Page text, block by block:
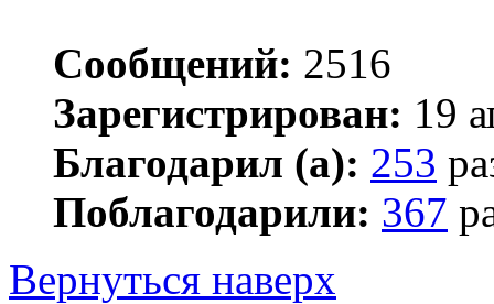
Сообщений: 2516
Зарегистрирован: 19
Благодарил (а): 253
Поблагодарили: 367
Вернуться наверх